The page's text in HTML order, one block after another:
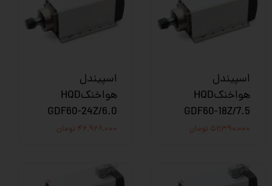
اسپیندل
هواخنکHQD
GDF60-18Z/7.5
۵۲,۳۹۰,۰۰۰ تومان
اسپیندل
هواخنکHQD
GDF60-24Z/6.0
۴۶,۹۲۸,۰۰۰ تومان